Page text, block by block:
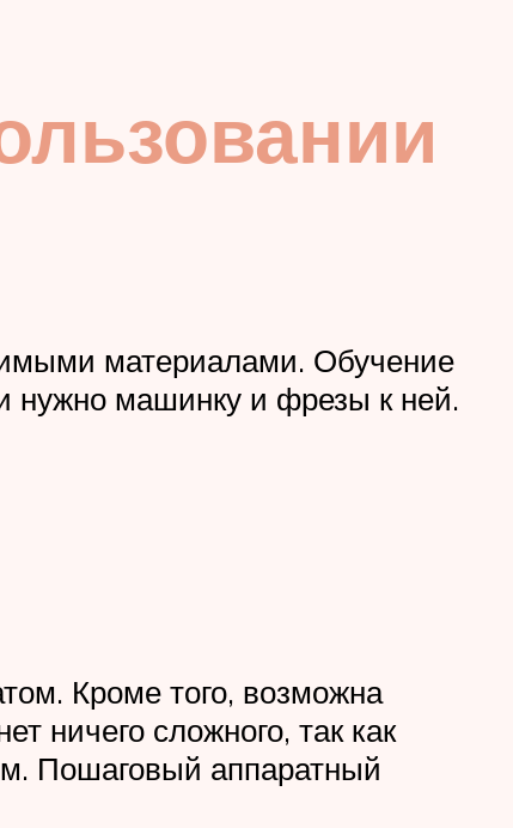
материалами. Обучение
нужно машинку и фрезы к ней.
Кроме того, возможна
ничего сложного, так как
Пошаговый аппаратный